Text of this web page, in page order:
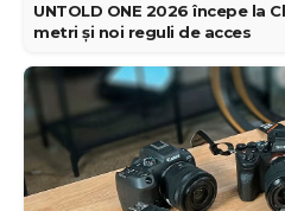
UNTOLD ONE 2026 începe la
metri și noi reguli de acces